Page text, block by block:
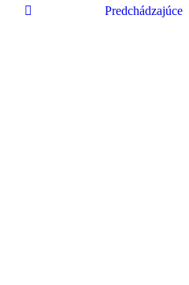
Predchádzajúce